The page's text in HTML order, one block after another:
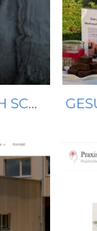
MEIN NATURMENSCH - NATÜRLICH SCHMECKT’S BESSER